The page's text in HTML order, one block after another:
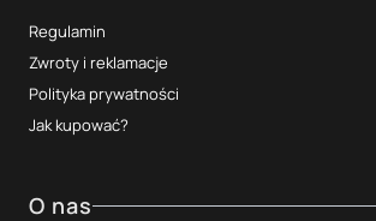
Regulamin
Zwroty i reklamacje
Polityka prywatności
Jak kupować?
O nas